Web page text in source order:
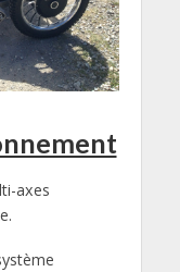
axes